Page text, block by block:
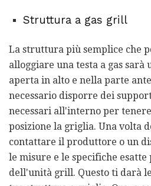
Struttura a gas grill
La struttura più semplice che
alloggiare una testa a gas sarà
aperta in alto e nella parte
necessario disporre dei
necessari all'interno per
posizione la griglia. Una volta
contattare il produttore o un
le misure e le specifiche
dell'unità grill. Questo ti darà